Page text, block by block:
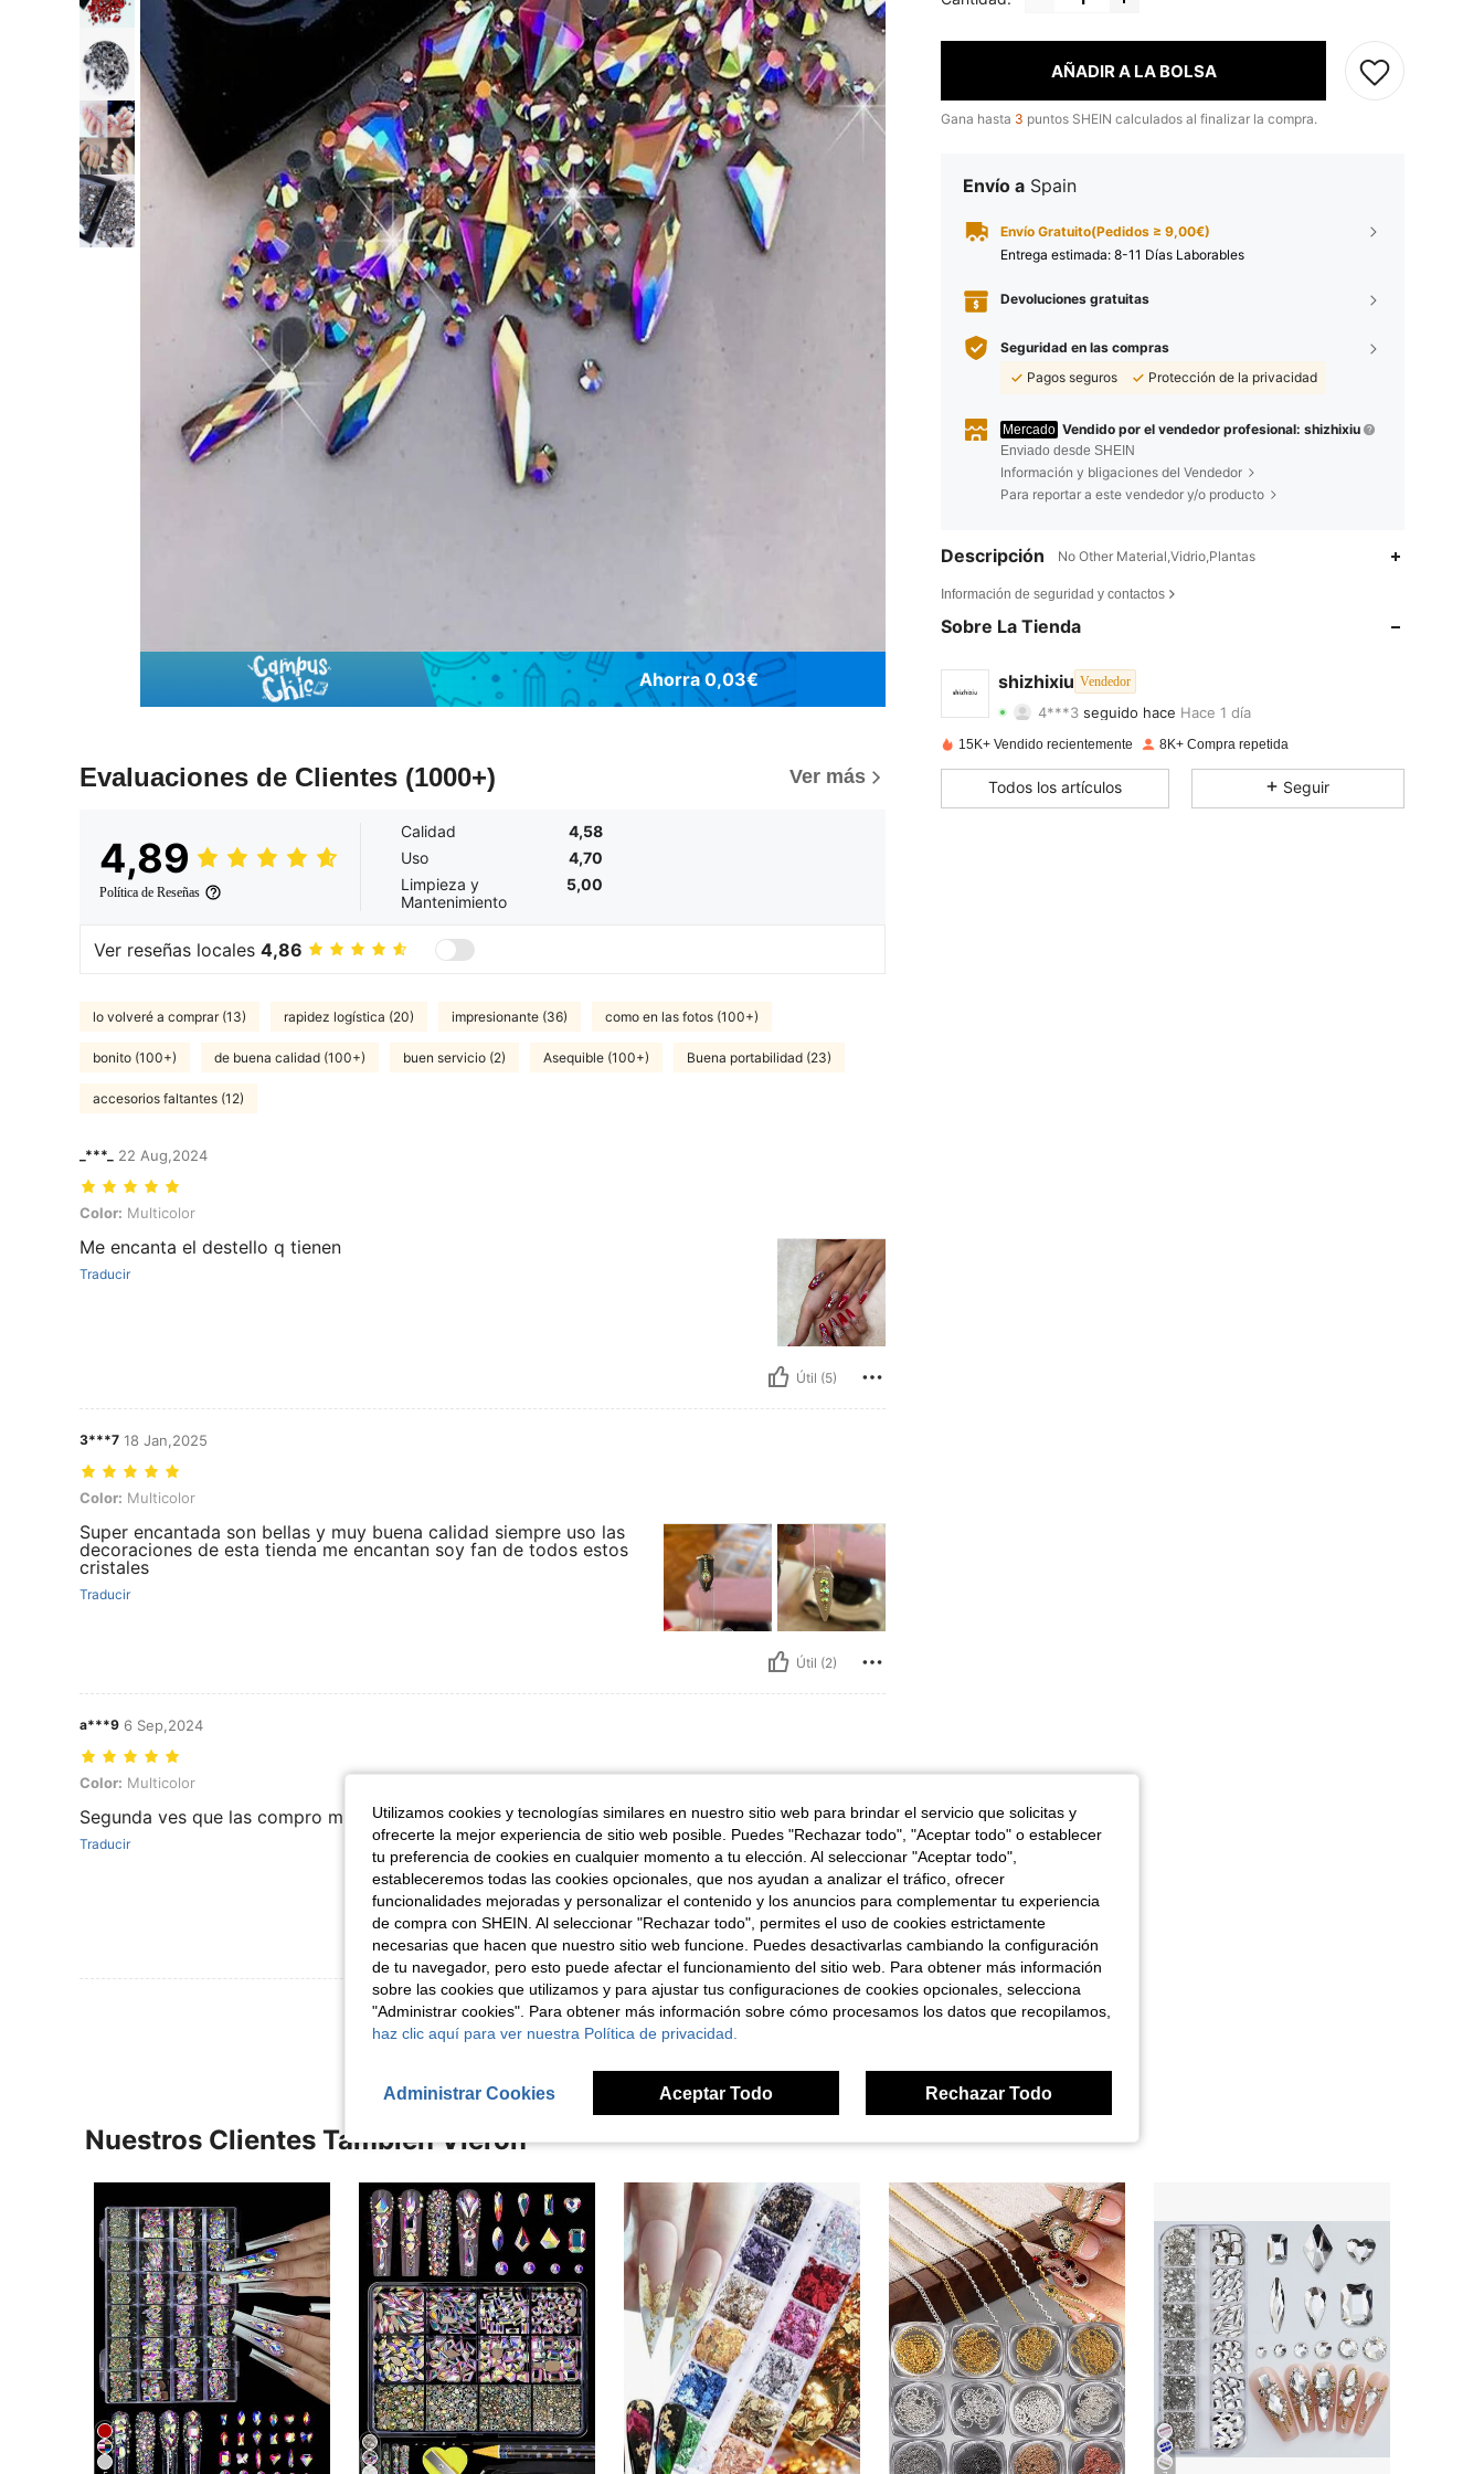
Ahorra 0,03€
Evaluaciones de Clientes (1000+) Ver más
4,89
Política de Reseñas
Calidad
4,58
Uso
4,70
Limpieza y
Mantenimiento
5,00
Ver reseñas locales 4,86
lo volveré a comprar (13) rapidez logística (20) impresionante (36) como en las fotos (100+)
bonito (100+) de buena calidad (100+) buen servicio (2) Asequible (100+) Buena portabilidad (23)
accesorios faltantes (12)
_***_ 22 Aug,2024
Color: Multicolor
Color: Multicolor
Me encanta el destello q tienen
Traducir
Útil (5)
3***7 18 Jan,2025
Color: Multicolor
Color: Multicolor
Super encantada son bellas y muy buena calidad siempre uso las
decoraciones de esta tienda me encantan soy fan de todos estos
cristales
Traducir
Útil (2)
a***9 6 Sep,2024
Color: Multicolor
Color: Multicolor
Segunda ves que las compro muy bonitas
Traducir
Útil (1)
Ver Más Reseñas
AÑADIR A LA BOLSA
Gana hasta 3 puntos SHEIN calculados al finalizar la compra.
Envío a Spain
Envío Gratuito(Pedidos ≥ 9,00€)
Entrega estimada: 8-11 Días Laborables
Devoluciones gratuitas
Seguridad en las compras
Pagos seguros
Protección de la privacidad
Mercado Vendido por el vendedor profesional: shizhixiu
Enviado desde SHEIN
Información y bligaciones del Vendedor
Para reportar a este vendedor y/o producto
Descripción No Other Material,Vidrio,Plantas
Información de seguridad y contactos
Sobre La Tienda
shizhixiu Vendedor
4,89 4 1.2K
4***3seguido hace
4,89 Calificación 4 Artículos 1.2KSeguidores
4,89 4 1.2K
15K+ Vendido recientemente 8K+ Compra repetida
Todos los artículos Seguir
Nuestros Clientes También Vieron
Utilizamos cookies y tecnologías similares en nuestro sitio web para brindar el servicio que solicitas y
ofrecerte la mejor experiencia de sitio web posible. Puedes "Rechazar todo", "Aceptar todo" o establecer
tu preferencia de cookies en cualquier momento a tu elección. Al seleccionar "Aceptar todo",
estableceremos todas las cookies opcionales, que nos ayudan a analizar el tráfico, ofrecer
funcionalidades mejoradas y personalizar el contenido y los anuncios para complementar tu experiencia
de compra con SHEIN. Al seleccionar "Rechazar todo", permites el uso de cookies estrictamente
necesarias que hacen que nuestro sitio web funcione. Puedes desactivarlas cambiando la configuración
de tu navegador, pero esto puede afectar el funcionamiento del sitio web. Para obtener más información
sobre las cookies que utilizamos y para ajustar tus configuraciones de cookies opcionales, selecciona
"Administrar cookies". Para obtener más información sobre cómo procesamos los datos que recopilamos,
haz clic aquí para ver nuestra Política de privacidad.
Administrar Cookies Aceptar Todo Rechazar Todo